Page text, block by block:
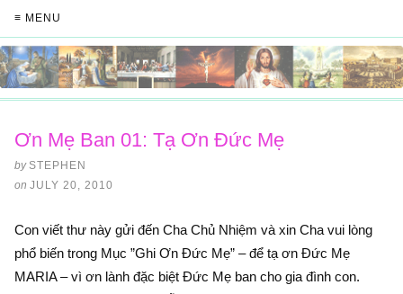
≡ MENU
Ơn Mẹ Ban 01: Tạ Ơn Đức Mẹ
by STEPHEN
on JULY 20, 2010
Con viết thư này gửi đến Cha Chủ Nhiệm và xin Cha vui lòng
phổ biến trong Mục ”Ghi Ơn Đức Mẹ” – để tạ ơn Đức Mẹ
MARIA – vì ơn lành đặc biệt Đức Mẹ ban cho gia đình con.